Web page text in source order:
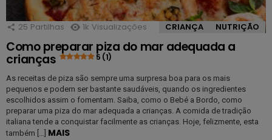
25 Partilhas 1k Visualizações CRIANÇA NUTRIÇÃO
Como preparar piza do mar adequada a
crianças 5 (1)
As receitas de piza são sempre uma surpresa boa para os mais
pequenos e podem ser bastante saudáveis, quando os ingredientes
escolhidos assim o fomentam. Saiba, como o Bebé a Bordo, como
preparar uma piza do mar adequada a crianças. A comida de tradição
italiana tende a conquistar facilmente as crianças. Hoje, felizmente, esta
também […] MAIS